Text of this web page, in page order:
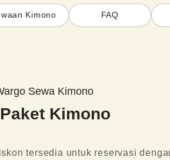
Kimono FAQ
Sewa Kimono
Kimono
tersedia untuk reservasi